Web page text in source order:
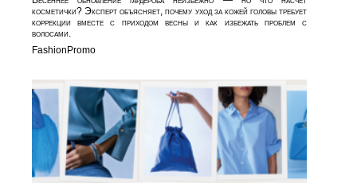
косметички? Эксперт объясняет, почему уход за кожей головы требует
коррекции вместе с приходом весны и как избежать проблем с
волосами.
FashionPromo